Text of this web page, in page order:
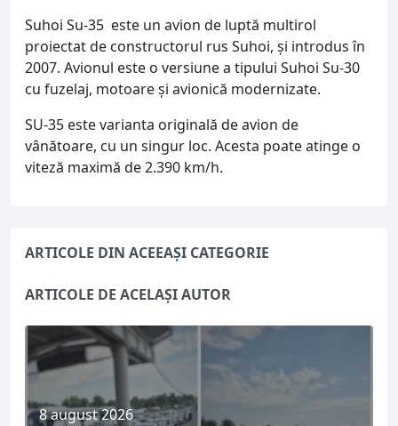
Suhoi Su-35 este un avion de luptă multirol
proiectat de constructorul rus Suhoi, și introdus în
2007. Avionul este o versiune a tipului Suhoi Su-30
cu fuzelaj, motoare şi avionică modernizate.
SU-35 este varianta originală de avion de
vânătoare, cu un singur loc. Acesta poate atinge o
viteză maximă de 2.390 km/h.
ARTICOLE DIN ACEEAȘI CATEGORIE
ARTICOLE DE ACELAȘI AUTOR
8 august 2026